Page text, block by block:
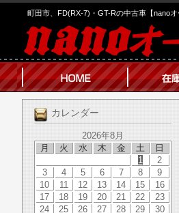
町田市、FD(RX-7)・GT-Rの中古車【nanoオ
カレンダー
2026年8月
月
火 水 木 金 土 日
1
2
3
4 5 6 7 8
9
10
11 12 13 14 15
16
17
18 19 20 21 22
23
24
25 26 27 28 29
30